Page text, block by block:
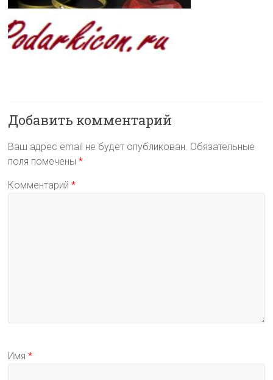
Добавить комментарий
Ваш адрес email не будет опубликован. Обязательные
поля помечены*
Комментарий*
Имя*